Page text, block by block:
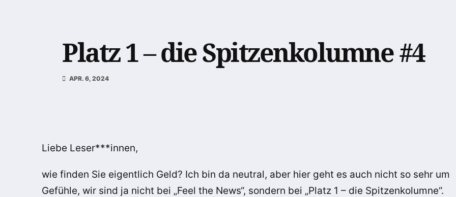
Platz 1 – die Spitzenkolumne #4
APR. 6, 2024
Liebe Leser***innen,
wie finden Sie eigentlich Geld? Ich bin da neutral, aber hier geht es auch nicht so sehr um
Gefühle, wir sind ja nicht bei „Feel the News“, sondern bei „Platz 1 – die Spitzenkolumne“.